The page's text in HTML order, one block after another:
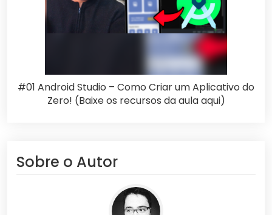
#01 Android Studio – Como Criar um Aplicativo do
Zero! (Baixe os recursos da aula aqui)
Sobre o Autor